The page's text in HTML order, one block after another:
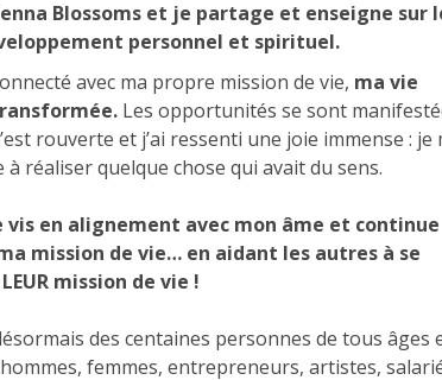
Blossoms et je partage et enseigne sur
personnel et spirituel.
avec ma propre mission de vie, ma vie
Les opportunités se sont
rouverte et j’ai ressenti une joie immense : je
à réaliser quelque chose qui avait du sens.
vis en alignement avec mon âme et continue
mission de vie… en aidant les autres à se
mission de vie !
des centaines personnes de tous âges
femmes, entrepreneurs, artistes,